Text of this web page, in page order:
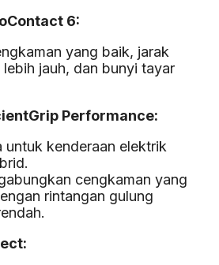
6:
yang baik, jarak
jauh, dan bunyi tayar
Performance:
untuk kenderaan elektrik
cengkaman yang
rintangan gulung